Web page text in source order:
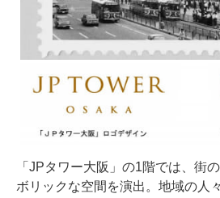
「JPタワー大阪」の1階では、街
ボリックな空間を演出。地域の人